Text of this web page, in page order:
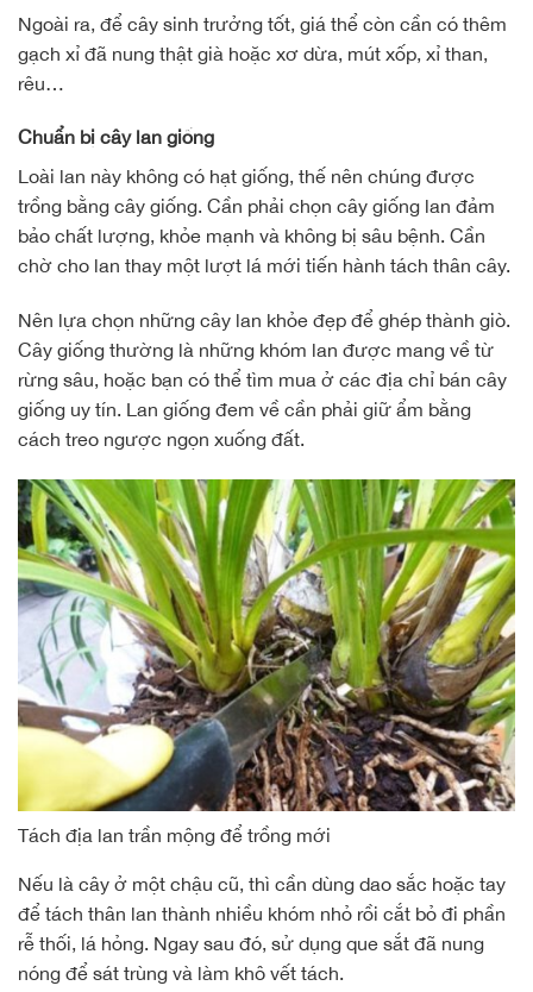
Ngoài ra, để cây sinh trưởng tốt, giá thể còn cần có thêm
gạch xỉ đã nung thật già hoặc xơ dừa, mút xốp, xỉ than,
rêu…
Chuẩn bị cây lan giống
Loài lan này không có hạt giống, thế nên chúng được
trồng bằng cây giống. Cần phải chọn cây giống lan đảm
bảo chất lượng, khỏe mạnh và không bị sâu bệnh. Cần
chờ cho lan thay một lượt lá mới tiến hành tách thân cây.
Nên lựa chọn những cây lan khỏe đẹp để ghép thành giò.
Cây giống thường là những khóm lan được mang về từ
rừng sâu, hoặc bạn có thể tìm mua ở các địa chỉ bán cây
giống uy tín. Lan giống đem về cần phải giữ ẩm bằng
cách treo ngược ngọn xuống đất.
Tách địa lan trần mộng để trồng mới
Nếu là cây ở một chậu cũ, thì cần dùng dao sắc hoặc tay
để tách thân lan thành nhiều khóm nhỏ rồi cắt bỏ đi phần
rễ thối, lá hỏng. Ngay sau đó, sử dụng que sắt đã nung
nóng để sát trùng và làm khô vết tách.